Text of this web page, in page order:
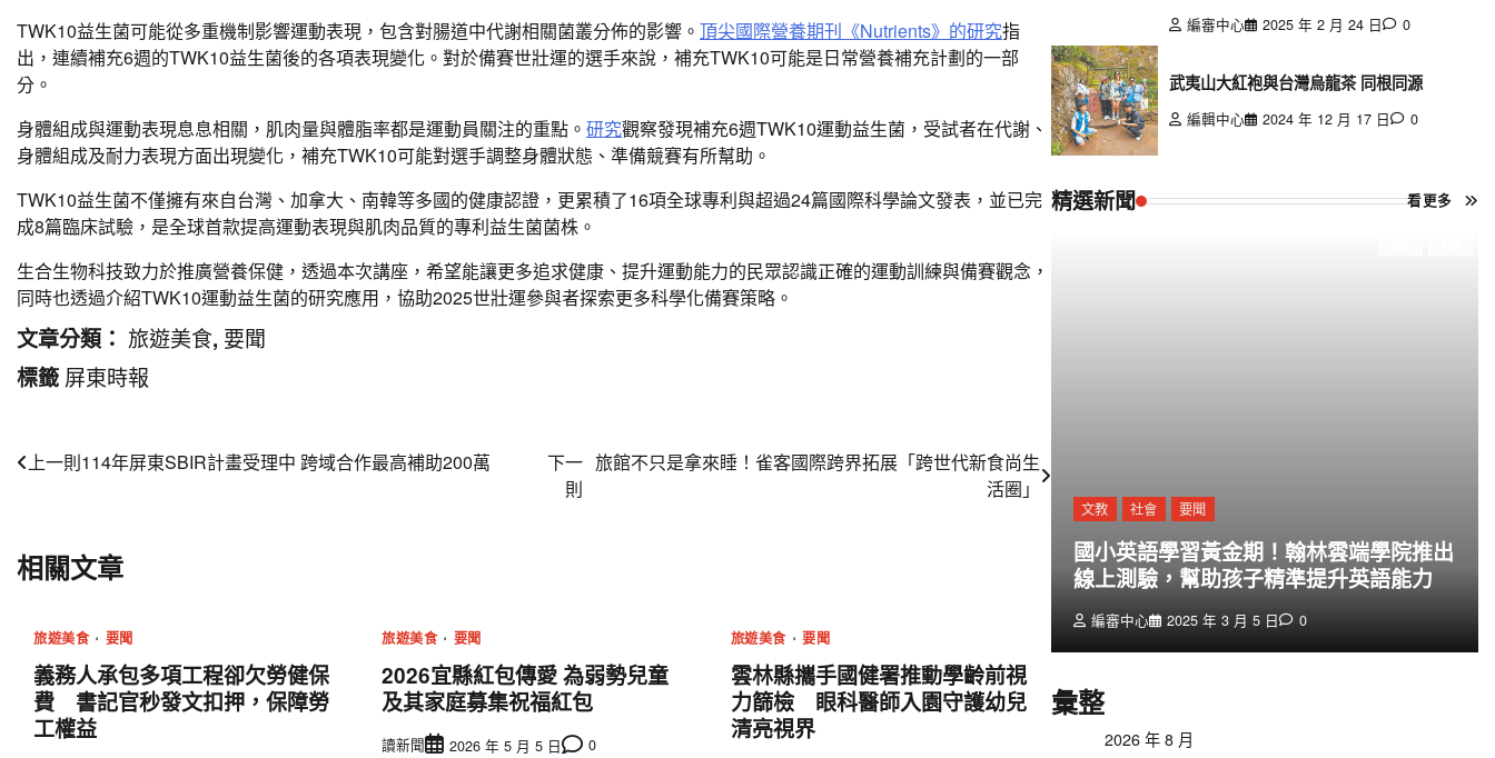
TWK10益生菌可能從多重機制影響運動表現，包含對腸道中代謝相關菌叢分佈的影響。 頂尖國際營養期刊《Nutrients》的研究指
出，連續補充6週的TWK10益生菌後的各項表現變化。對於備賽世壯運的選手來說，補充TWK10可能是日常營養補充計劃的一部
分。
身體組成與運動表現息息相關，肌肉量與體脂率都是運動員關注的重點。 研究觀察發現補充6週TWK10運動益生菌，受試者在代謝、
身體組成及耐力表現方面出現變化，補充TWK10可能對選手調整身體狀態、準備競賽有所幫助。
TWK10益生菌不僅擁有來自台灣、加拿大、南韓等多國的健康認證，更累積了16項全球專利與超過24篇國際科學論文發表，並已完
成8篇臨床試驗，是全球首款提高運動表現與肌肉品質的專利益生菌菌株。
生合生物科技致力於推廣營養保健，透過本次講座，希望能讓更多追求健康、提升運動能力的民眾認識正確的運動訓練與備賽觀念，
同時也透過介紹TWK10運動益生菌的研究應用，協助2025世壯運參與者探索更多科學化備賽策略。
文章分類： 旅遊美食, 要聞
標籤 屏東時報
文
導
覽
上一則114年屏東SBIR計畫受理中 跨域合作最高補助200萬
下一
則
旅館不只是拿來睡！雀客國際跨界拓展「跨世代新食尚生
活圈」
相關文章
旅遊美食 要聞
義務人承包多項工程卻欠勞健保
費 書記官秒發文扣押，保障勞
工權益
旅遊美食 要聞
2026宜縣紅包傳愛 為弱勢兒童
及其家庭募集祝福紅包
讀新聞 2026 年 5 月 5 日 0
旅遊美食 要聞
雲林縣攜手國健署推動學齡前視
力篩檢 眼科醫師入園守護幼兒
清亮視界
編審中心 2025 年 2 月 24 日 0
武夷山大紅袍與台灣烏龍茶 同根同源
編輯中心 2024 年 12 月 17 日 0
精選新聞 看更多
文教 社會 要聞
國小英語學習黃金期！翰林雲端學院推出
線上測驗，幫助孩子精準提升英語能力
編審中心 2025 年 3 月 5 日 0
彙整
2026 年 8 月